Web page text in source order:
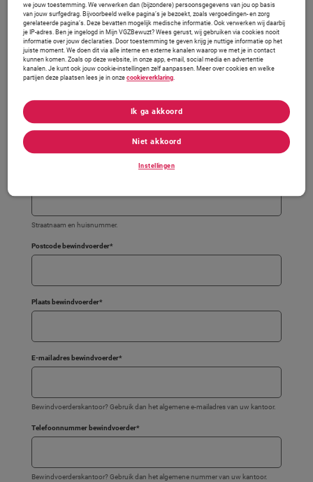
Aanmeldformulier bewind
Welk soort bewind vraagt u aan?
Beschermingsbewind
Werkt u niet bij een bewindvoerderskantoor? Vul dan uw eigen naam in.
Straatnaam en huisnummer.
Postcode bewindvoerder*
Plaats bewindvoerder*
E-mailadres bewindvoerder*
Bewindvoerderskantoor? Gebruik dan het algemene e-mailadres van uw kantoor.
Telefoonnummer bewindvoerder*
Bewindvoerderskantoor? Gebruik dan het algemene nummer van uw kantoor.
we jouw toestemming. We verwerken dan (bijzondere) persoonsgegevens van jou op basis
van jouw surfgedrag. Bijvoorbeeld welke pagina’s je bezoekt, zoals vergoedingen- en zorg
gerelateerde pagina’s. Deze bevatten mogelijk medische informatie. Ook verwerken wij daarbij
je IP-adres. Ben je ingelogd in Mijn VGZBewuzt? Wees gerust, wij gebruiken via cookies nooit
informatie over jouw declaraties. Door toestemming te geven krijg je nuttige informatie op het
juiste moment. We doen dit via alle interne en externe kanalen waarop we met je in contact
kunnen komen. Zoals op deze website, in onze app, e-mail, social media en advertentie
kanalen. Je kunt ook jouw cookie-instellingen zelf aanpassen. Meer over cookies en welke
partijen deze plaatsen lees je in onzecookieverklaring.
Instellingen
Niet akkoord
Ik ga akkoord